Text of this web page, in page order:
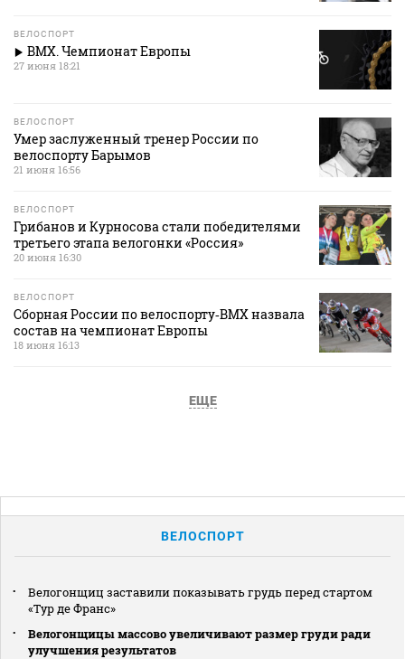
ВЕЛОСПОРТ
BMX. Чемпионат Европы
27 июня 18:21
ВЕЛОСПОРТ
Умер заслуженный тренер России по
велоспорту Барымов
21 июня 16:56
ВЕЛОСПОРТ
Грибанов и Курносова стали победителями
третьего этапа велогонки «Россия»
20 июня 16:30
ВЕЛОСПОРТ
Сборная России по велоспорту‑BMX назвала
состав на чемпионат Европы
18 июня 16:13
ЕЩЕ
ВЕЛОСПОРТ
Велогонщиц заставили показывать грудь перед стартом
«Тур де Франс»
Велогонщицы массово увеличивают размер груди ради
улучшения результатов